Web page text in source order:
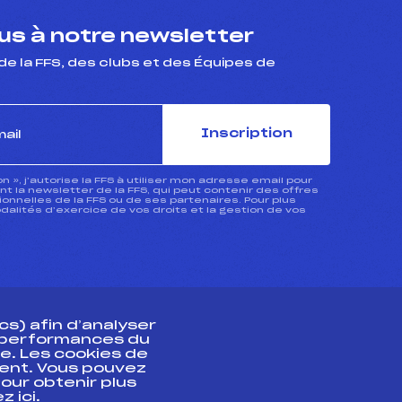
à notre newsletter
la FFS, des clubs et des Équipes de
Inscription
», j’autorise la FFS à utiliser mon adresse email pour
la newsletter de la FFS, qui peut contenir des offres
de la FFS ou de ses partenaires. Pour plus
d’exercice de vos droits et la gestion de vos
afin d’analyser
du
Les cookies de
Vous pouvez
obtenir plus
ici.